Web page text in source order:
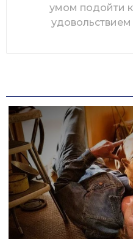
умом подойти